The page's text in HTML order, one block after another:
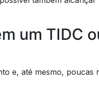
um TIDC
e, até mesmo, poucas